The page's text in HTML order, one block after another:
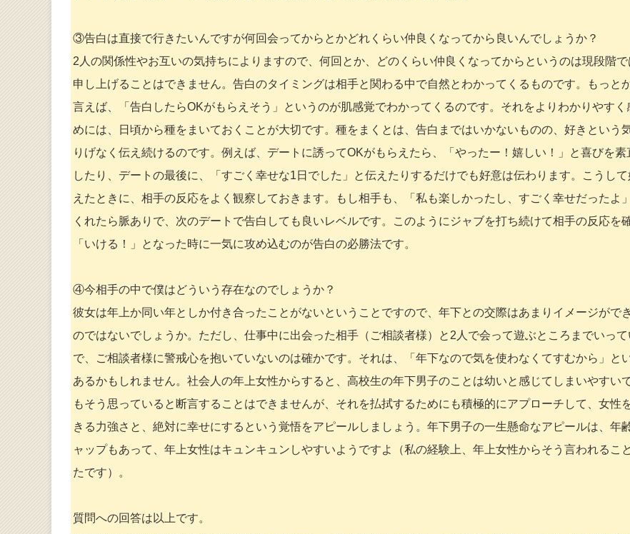
③告白は直接で行きたいんですが何回会ってからとかどれくらい仲良くなってから良いんでしょうか？
2人の関係性やお互いの気持ちによりますので、何回とか、どのくらい仲良くなってからというのは現段階で
申し上げることはできません。告白のタイミングは相手と関わる中で自然とわかってくるものです。もっと
言えば、「告白したらOKがもらえそう」というのが肌感覚でわかってくるのです。それをよりわかりやすく
めには、日頃から種をまいておくことが大切です。種をまくとは、告白まではいかないものの、好きという
りげなく伝え続けるのです。例えば、デートに誘ってOKがもらえたら、「やったー！嬉しい！」と喜びを素
したり、デートの最後に、「すごく幸せな1日でした」と伝えたりするだけでも好意は伝わります。こうし
えたときに、相手の反応をよく観察しておきます。もし相手も、「私も楽しかったし、すごく幸せだったよ
くれたら脈ありで、次のデートで告白しても良いレベルです。このようにジャブを打ち続けて相手の反応を確
「いける！」となった時に一気に攻め込むのが告白の必勝法です。
④今相手の中で僕はどういう存在なのでしょうか？
彼女は年上か同い年としか付き合ったことがないということですので、年下との交際はあまりイメージがで
のではないでしょうか。ただし、仕事中に出会った相手（ご相談者様）と2人で会って遊ぶところまでいっ
で、ご相談者様に警戒心を抱いていないのは確かです。それは、「年下なので気を使わなくてすむから」と
あるかもしれません。社会人の年上女性からすると、高校生の年下男子のことは幼いと感じてしまいやすい
もそう思っていると断言することはできませんが、それを払拭するためにも積極的にアプローチして、女性
きる力強さと、絶対に幸せにするという覚悟をアピールしましょう。年下男子の一生懸命なアピールは、年
ャップもあって、年上女性はキュンキュンしやすいようですよ（私の経験上、年上女性からそう言われるこ
たです）。
質問への回答は以上です。